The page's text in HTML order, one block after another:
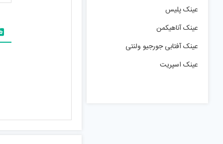
عینک پلیس
عینک آناهیکمن
عینک آفتابی جورجیو ولنتی
عینک اسپریت